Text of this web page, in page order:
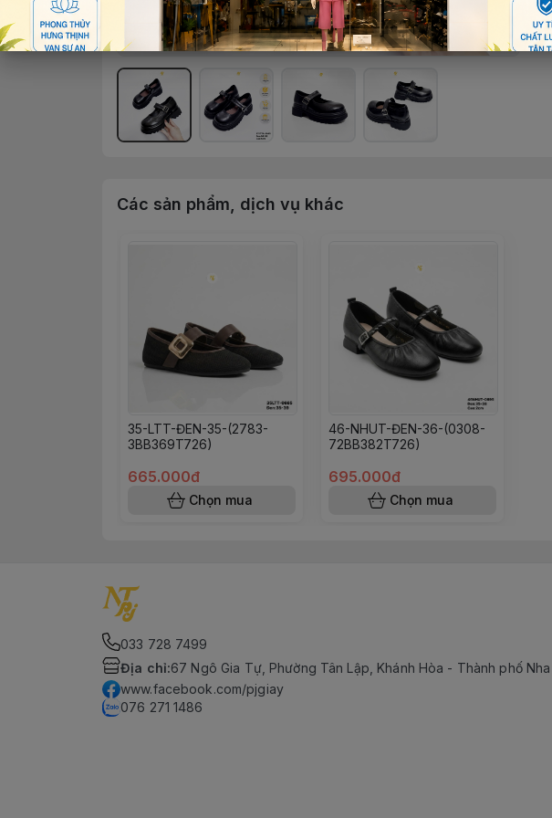
Các sản phẩm, dịch vụ khác
35-LTT-ĐEN-35-(2783-
3BB369T726)
665.000đ
Chọn mua
46-NHUT-ĐEN-36-(0308-
72BB382T726)
695.000đ
Chọn mua
033 728 7499
Địa chỉ:67 Ngô Gia Tự, Phường Tân Lập, Khánh Hòa - Thành phố
www.facebook.com/pjgiay
076 271 1486